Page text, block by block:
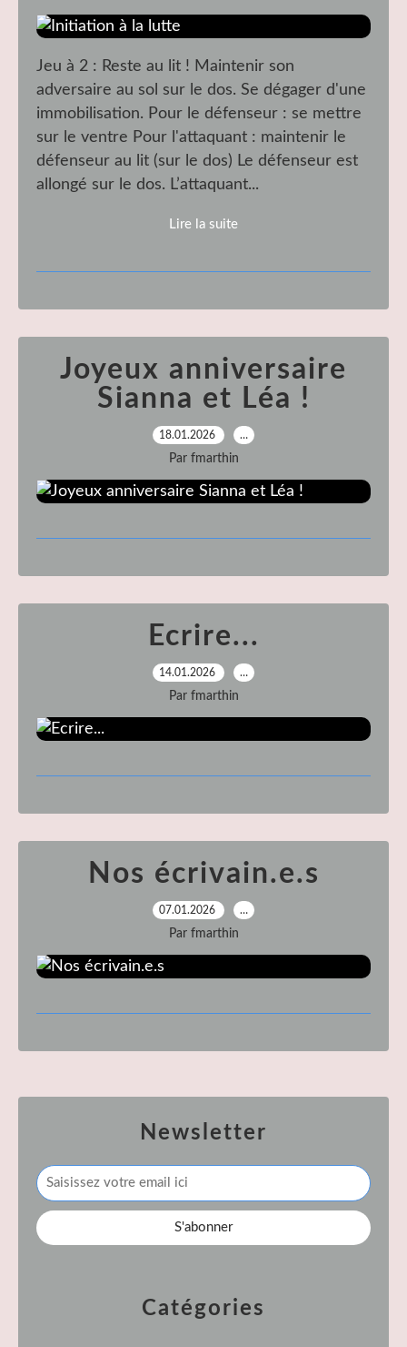
Jeu à 2 : Reste au lit ! Maintenir son
adversaire au sol sur le dos. Se dégager d'une
immobilisation. Pour le défenseur : se mettre
sur le ventre Pour l'attaquant : maintenir le
défenseur au lit (sur le dos) Le défenseur est
allongé sur le dos. L’attaquant...
Lire la suite
Joyeux anniversaire
Sianna et Léa !
18.01.2026 …
Par fmarthin
Ecrire...
14.01.2026 …
Par fmarthin
Nos écrivain.e.s
07.01.2026 …
Par fmarthin
Newsletter
Catégories